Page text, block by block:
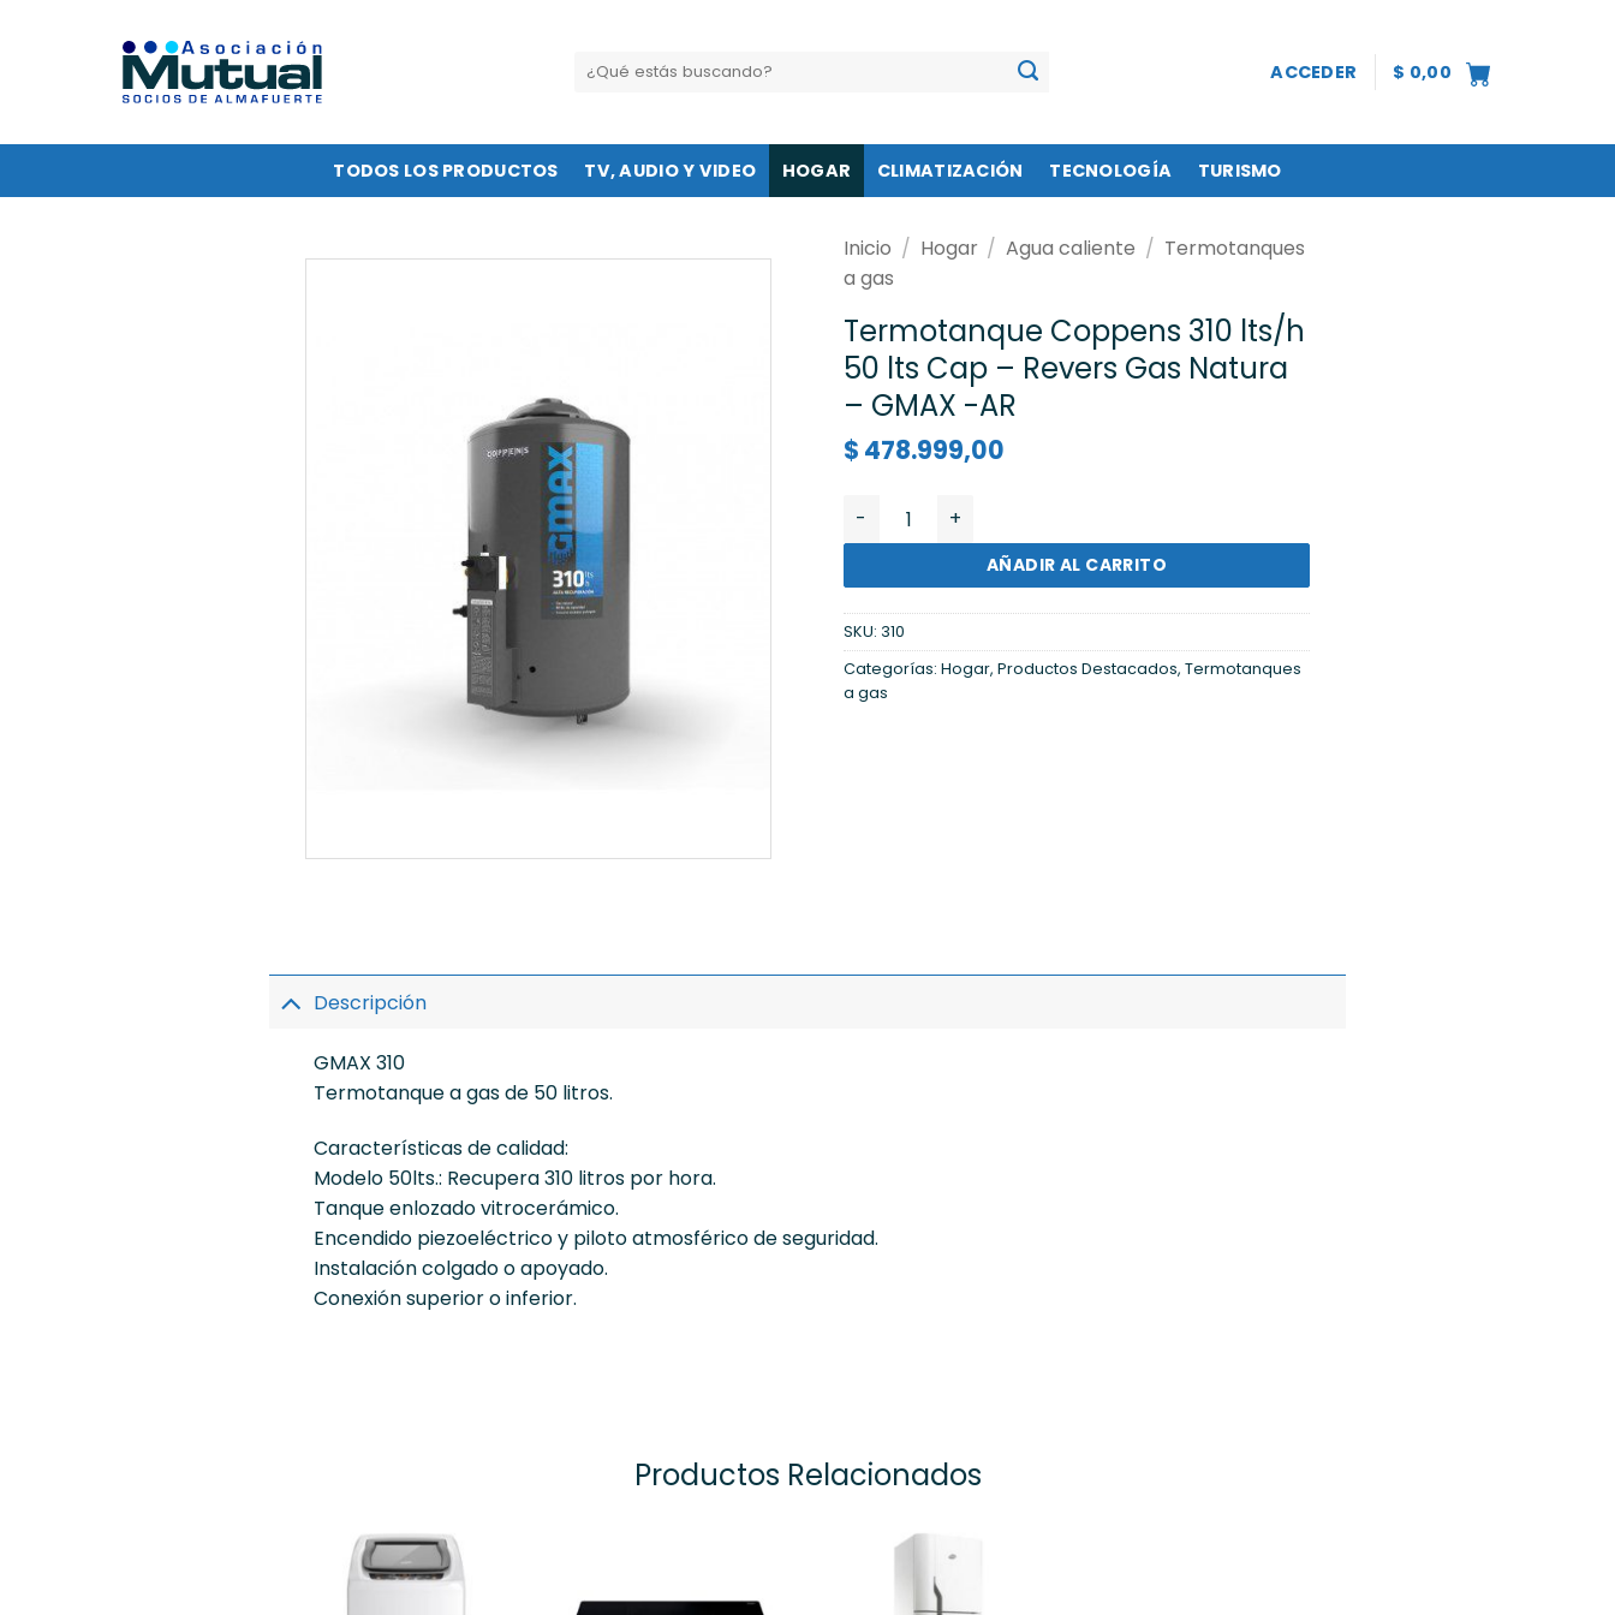
Buscar
por:
ACCEDER $ 0,00
TODOS LOS PRODUCTOS TV, AUDIO Y VIDEO HOGAR CLIMATIZACIÓN TECNOLOGÍA TURISMO
Inicio / Hogar / Agua caliente / Termotanques
a gas
Termotanque Coppens 310 lts/h
50 lts Cap – Revers Gas Natura
– GMAX -AR
$ 478.999,00
Termotanque Coppens 310 lts/h 50 lts Cap - Revers Gas Natura - GMAX -AR
AÑADIR AL CARRITO
SKU: 310
Categorías: Hogar, Productos Destacados, Termotanques
a gas
Descripción
GMAX 310
Termotanque a gas de 50 litros.
Características de calidad:
Modelo 50lts.: Recupera 310 litros por hora.
Tanque enlozado vitrocerámico.
Encendido piezoeléctrico y piloto atmosférico de seguridad.
Instalación colgado o apoyado.
Conexión superior o inferior.
Productos Relacionados